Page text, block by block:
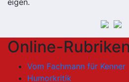
Online-Rubriken
Vom Fachmann für Kenner
Humorkritik